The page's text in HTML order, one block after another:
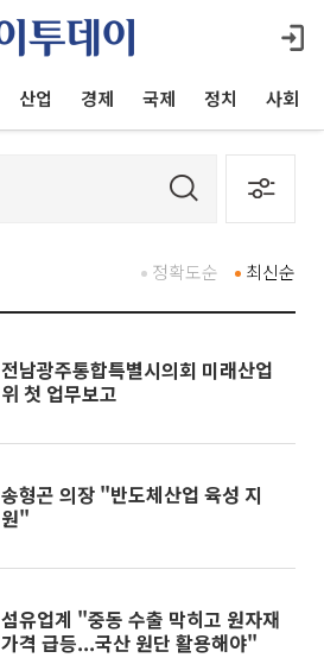
산업 경제 국제 정치 사회
최신순
정확도순
전남광주통합특별시의회 미래산업
위 첫 업무보고
송형곤 의장 "반도체산업 육성 지
원"
섬유업계 "중동 수출 막히고 원자재
가격 급등...국산 원단 활용해야"